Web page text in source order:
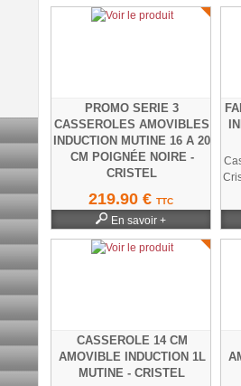
PROMO SERIE 3
CASSEROLES AMOVIBLES
INDUCTION MUTINE 16 A 20
CM POIGNÉE NOIRE -
CRISTEL
De fabrication FRANCAISE...
219.90 € TTC
En savoir +
CASSEROLE 14 CM
AMOVIBLE INDUCTION 1L
MUTINE - CRISTEL